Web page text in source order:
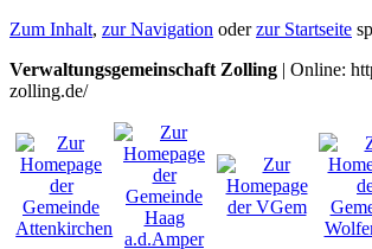
Zum Inhalt, zur Navigation oderzur Startseite
Verwaltungsgemeinschaft Zolling | Online:
zolling.de/